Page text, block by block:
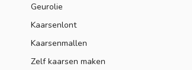
Geurolie
Kaarsenlont
Kaarsenmallen
Zelf kaarsen maken